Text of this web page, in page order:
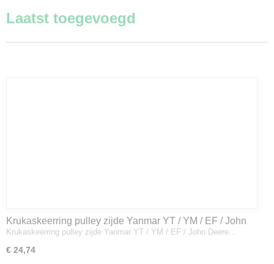
Laatst toegevoegd
Krukaskeerring pulley zijde Yanmar YT / YM / EF / John
Deere - 119934-01800
Krukaskeerring pulley zijde Yanmar YT / YM / EF / John Deere…
€ 24,74